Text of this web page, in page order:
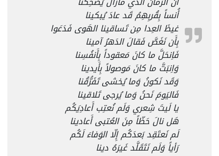
أُنساً بِقُربِهِمُ قَد عادَ يُبكينا
غيظَ العِدا مِن تَساقينا الهَوى فَدَعَوا
بِأَن نَغَصَّ فَقالَ الدَهرُ آمينا
فَاِنحَلَّ ما كانَ مَعقوداً بِأَنفُسِنا
وَاِنبَتَّ ما كانَ مَوصولاً بِأَيدينا
وَقَد نَكونُ وَما يُخشى تَفَرُّقُنا
فَاليَومَ نَحنُ وَما يُرجى تَلاقينا
يا لَيتَ شِعري وَلَم نُعتِب أَعادِيَكُم
هَل نالَ حَظّاً مِنَ العُتبى أَعادينا
لَم نَعتَقِد بَعدَكُم إِلّا الوَفاءَ لَكُم
رَأياً وَلَم نَتَقَلَّد غَيرَهُ دينا